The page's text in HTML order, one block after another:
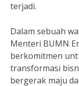
terjadi.
Dalam sebuah
Menteri BUMN
berkomitmen
transformasi
bergerak maju